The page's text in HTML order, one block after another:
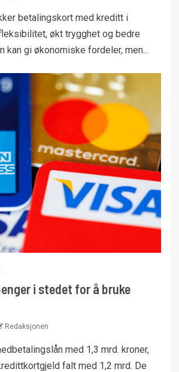
betalingskort med kreditt i
økt trygghet og bedre
kan gi økonomiske fordeler, men...
i stedet for å bruke
Redaksjonen
med 1,3 mrd. kroner,
falt med 1,2 mrd. De